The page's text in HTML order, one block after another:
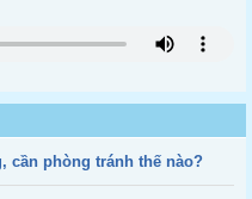
cần phòng tránh thế nào?